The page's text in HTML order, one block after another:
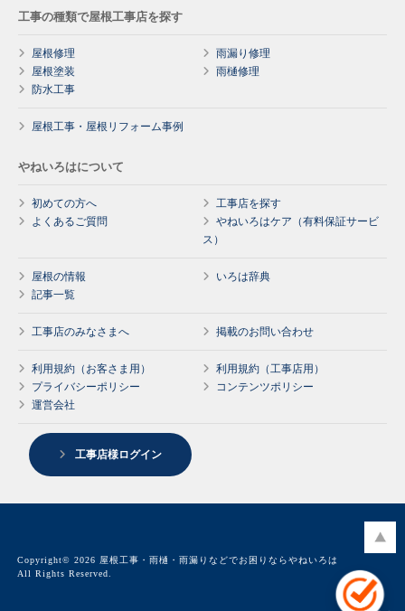
工事の種類で屋根工事店を探す
屋根修理
雨漏り修理
屋根塗装
雨樋修理
防水工事
屋根工事・屋根リフォーム事例
やねいろはについて
初めての方へ
工事店を探す
よくあるご質問
やねいろはケア（有料保証サービ
ス）
屋根の情報
いろは辞典
記事一覧
工事店のみなさまへ 掲載のお問い合わせ
利用規約（お客さま用）
利用規約（工事店用）
プライバシーポリシー
コンテンツポリシー
運営会社
工事店様ログイン
Copyright© 2026 屋根工事・雨樋・雨漏りなどでお困りならやねいろは
All Rights Reserved.